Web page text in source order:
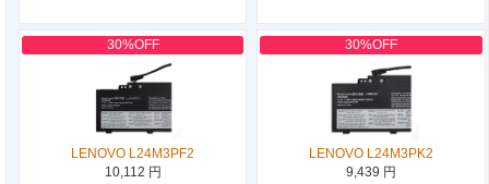
30%OFF
LENOVO L24M3PF2
10,112 円
30%OFF
LENOVO L24M3PK2
9,439 円